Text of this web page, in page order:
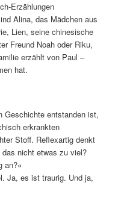
Erzählungen
Alina, das Mädchen aus
Lien, seine chinesische
Freund Noah oder Riku,
erzählt von Paul –
hat.
Geschichte entstanden ist,
erkrankten
Stoff. Reflexartig denkt
nicht etwas zu viel?
an?«
Ja, es ist traurig. Und ja,